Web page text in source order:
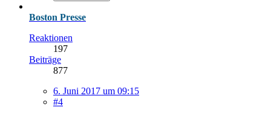
Boston Presse
Reaktionen
197
Beiträge
877
6. Juni 2017 um 09:15
#4